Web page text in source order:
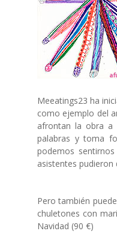
Meeatings23 ha
como ejemplo del
afrontan la obra a
palabras y toma
podemos
asistentes
Pero también
chuletones con
Navidad (90 €)